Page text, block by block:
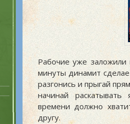
Рабочие уже заложили
минуты динамит
разгонись и прыгай
начинай
времени должно
другу.